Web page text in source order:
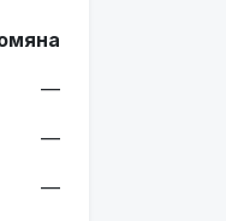
—
—
—